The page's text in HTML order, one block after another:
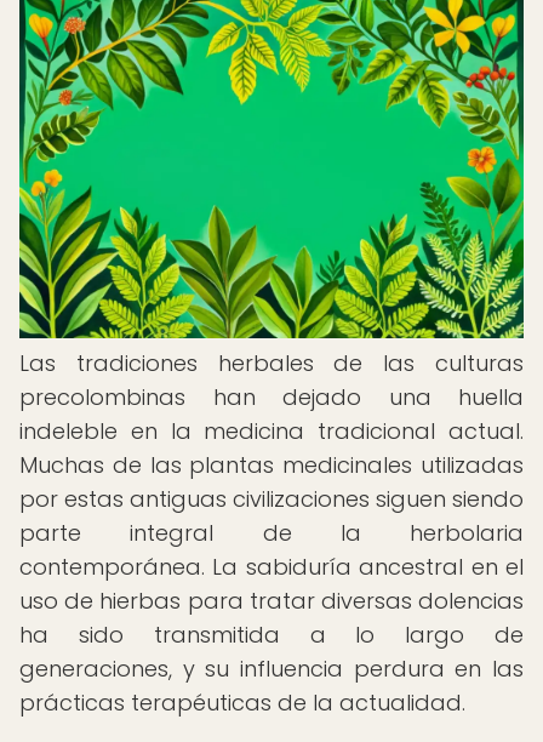
Las tradiciones herbales de las culturas
precolombinas han dejado una huella
indeleble en la medicina tradicional actual.
Muchas de las plantas medicinales utilizadas
por estas antiguas civilizaciones siguen siendo
parte integral de la herbolaria
contemporánea. La sabiduría ancestral en el
uso de hierbas para tratar diversas dolencias
ha sido transmitida a lo largo de
generaciones, y su influencia perdura en las
prácticas terapéuticas de la actualidad.